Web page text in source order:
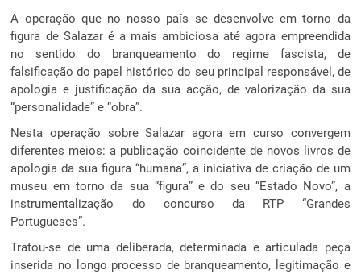
A operação que no nosso país se desenvolve em torno da
figura de Salazar é a mais ambiciosa até agora empreendida
no sentido do branqueamento do regime fascista, de
falsificação do papel histórico do seu principal responsável, de
apologia e justificação da sua acção, de valorização da sua
“personalidade” e “obra”.
Nesta operação sobre Salazar agora em curso convergem
diferentes meios: a publicação coincidente de novos livros de
apologia da sua figura “humana”, a iniciativa de criação de um
museu em torno da sua “figura” e do seu “Estado Novo”, a
instrumentalização do concurso da RTP “Grandes
Portugueses”.
Tratou-se de uma deliberada, determinada e articulada peça
inserida no longo processo de branqueamento, legitimação e